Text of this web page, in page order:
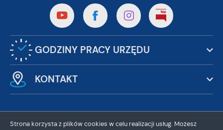
GODZINY PRACY URZĘDU
KONTAKT
Strona korzysta z plików cookies w celu realizacji usług. Możesz